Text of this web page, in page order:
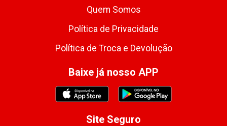
Quem Somos
Política de Privacidade
Política de Troca e Devolução
Baixe já nosso APP
Site Seguro